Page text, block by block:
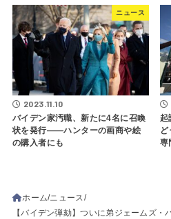
ニュース
2023.11.10
バイデン家汚職、新たに4名に召喚
状を発行――ハンターの画商や絵
の購入者にも
起
専
ホーム ニュース
【バイデン弾劾】ついに弟ジェームズ